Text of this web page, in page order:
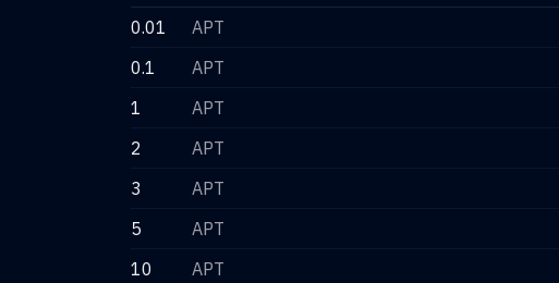
0.01
APT
0.1
APT
1
APT
2
APT
3
APT
5
APT
10
APT